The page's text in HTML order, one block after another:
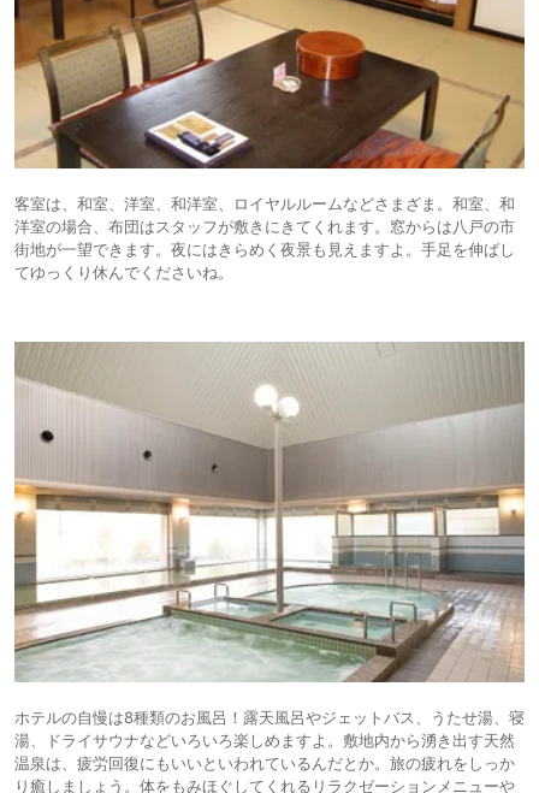
客室は、和室、洋室、和洋室、ロイヤルルームなどさまざま。和室、和
洋室の場合、布団はスタッフが敷きにきてくれます。窓からは八戸の市
街地が一望できます。夜にはきらめく夜景も見えますよ。手足を伸ばし
てゆっくり休んでくださいね。
ホテルの自慢は8種類のお風呂！露天風呂やジェットバス、うたせ湯、寝
湯、ドライサウナなどいろいろ楽しめますよ。敷地内から湧き出す天然
温泉は、疲労回復にもいいといわれているんだとか。旅の疲れをしっか
り癒しましょう。体をもみほぐしてくれるリラクゼーションメニューや